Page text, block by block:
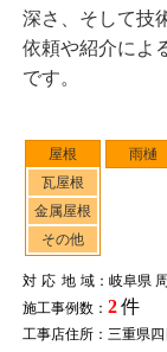
屋根
瓦屋根
金属屋根
その他
雨樋
対応地域：岐阜県
施工事例数： 2件
工事店住所：三重県
深さ、そして技
依頼や紹介によ
です。